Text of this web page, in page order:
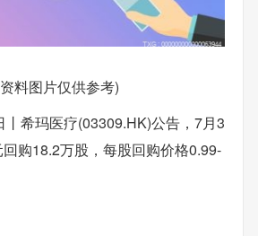
料图片仅供参考)
丨希玛医疗(03309.HK)公告，7月3
购18.2万股，每股回购价格0.99-